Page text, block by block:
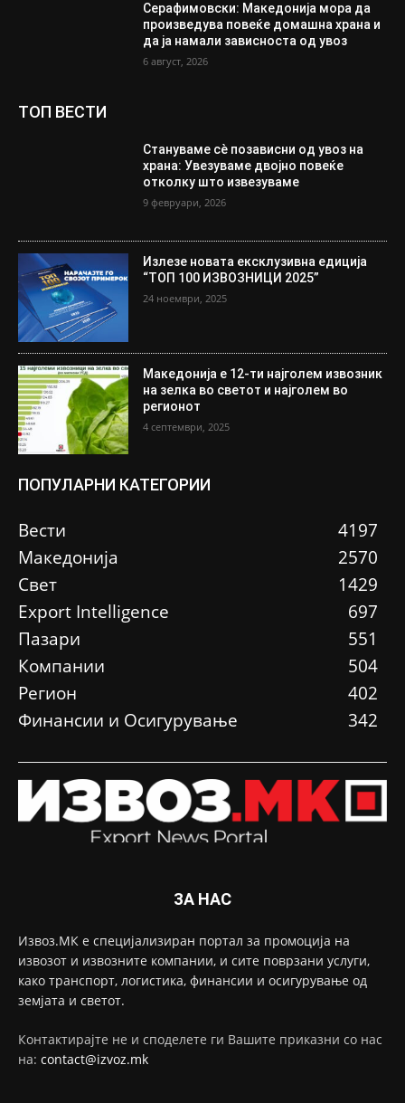
Серафимовски: Македонија мора да
произведува повеќе домашна храна и
да ја намали зависноста од увоз
6 август, 2026
ТОП ВЕСТИ
Стануваме сè позависни од увоз на
храна: Увезуваме двојно повеќе
отколку што извезуваме
9 февруари, 2026
Излезе новата ексклузивна едиција
“ТОП 100 ИЗВОЗНИЦИ 2025”
24 ноември, 2025
Македонија е 12-ти најголем извозник
на зелка во светот и најголем во
регионот
4 септември, 2025
ПОПУЛАРНИ КАТЕГОРИИ
Вести
4197
Македонија
2570
Свет
1429
Еxport Intelligence
697
Пазари
551
Компании
504
Регион
402
Финансии и Осигурување
342
ЗА НАС
Извоз.МК е специјализиран портал за промоција на
извозот и извозните компании, и сите поврзани услуги,
како транспорт, логистика, финансии и осигурување од
земјата и светот.
Контактирајте не и споделете ги Вашите приказни со нас
на: contact@izvoz.mk